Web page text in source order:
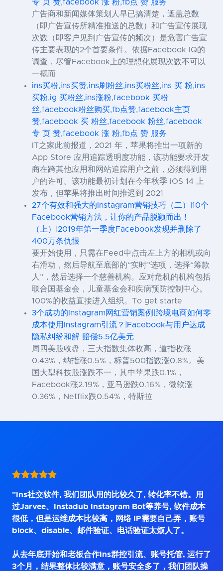
专 页 赞,facebook 涨 粉,fb点 赞 服务
广告商和新闻媒体策划人早已搞清楚，遮盖总数
（即广告宣传所精准推送的总数）和广告宣传展现
次数（即客户见到广告宣传的频次）是危害广告宣
传主要表现的2个首要条件。依据Facebook IQ的
调查，尽管Facebook上的理想化展现次数不可以
一概而
ins买粉,ins买赞,ins刷粉丝,ins买粉丝,ins 买 粉,ins
买粉,ig 买粉丝,ins涨粉,facebook 买粉
丝,facebook粉丝购买,fb点赞,facebook主页
赞,facebook 买 粉丝,facebook 粉丝,facebook
专 页 赞,facebook 涨 粉,fb点 赞 服务
IT之家此前报道，2021 年，苹果将推出一项新的
App Store 应用追踪透明度功能，该功能要求开发
商在跨其他应用和网站追踪用户之前，必须得到用
户的许可。该功能最初计划在今年秋季 iOS 14 上
发布，但苹果将推出时间推迟到 2021
27个有效和强大的Instagram营销技巧（二）|10个
Facebook营销方法，让你的产品脱颖而出！
（上）|2019年第一季度Facebook发现并删除了
400万条仇恨
要开始使用，只需在Feed中点击左上方的相机或向
右滑动，然后导航至底部的“实时”选项，选择“筹款
人”，然后选择一个慈善机构。应对危机的机构包括
联合国基金会，儿童基金会和疾病预防控制中心。
100%的收益直接进入组织。To get starte
3个成功的Instagram网红营销案例|跨境电商如何零
成本使用Instagram引流？|Facebook与用户达成
隐私纠纷和解 赔偿5.5亿美元
周四美股收盘，三大指数集体收高，道指收涨
0.43%，纳指涨0.5%，标普500指数涨0.8%。美
国大型科技股涨跌不一，其中苹果跌0.1%，
Facebook涨2.19%，亚马逊跌0.16%，微软涨
0.36%，Netflix跌0.54%，特斯拉
"Ins社交软件, 我们团队用的比较久了, 转化率不错。用
过Jarvee、Instadub Instagram Bot等养号, 软件成本
很低，但是运维成本比较高，网络 IP需要自己弄，账号
block、disable、邮件验证、电话验证太烦人了。
从去年底开始和老板合作Ins群控引流、账号托管, 运行了
3个月，结果整体比较满意，账号安全多了，我们团队操